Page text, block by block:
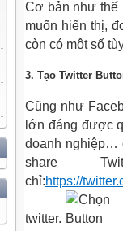
Cơ bản như thế
muốn hiển thị,
còn có một số
3. Tạo Twitter
Cũng như
lớn đáng được
doanh nghiệp…
share
chỉ:https://
twitter.